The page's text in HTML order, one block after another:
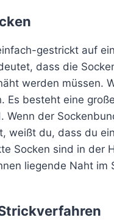
gestrickt auf
dass die
werden müssen.
Es besteht eine
Wenn der
weißt du, dass du
Socken sind in der
liegende Naht im